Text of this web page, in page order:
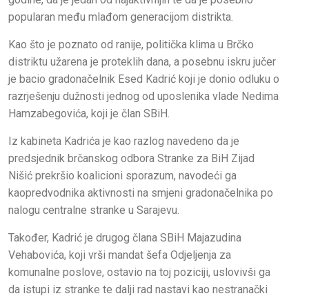
popularan među mlađom generacijom distrikta.
Kao što je poznato od ranije, politička klima u Brčko
distriktu užarena je proteklih dana, a posebnu iskru jučer
je bacio gradonačelnik Esed Kadrić koji je donio odluku o
razrješenju dužnosti jednog od uposlenika vlade Nedima
Hamzabegovića, koji je član SBiH.
Iz kabineta Kadrića je kao razlog navedeno da je
predsjednik brčanskog odbora Stranke za BiH Zijad
Nišić prekršio koalicioni sporazum, navodeći ga
kaopredvodnika aktivnosti na smjeni gradonačelnika po
nalogu centralne stranke u Sarajevu.
Također, Kadrić je drugog člana SBiH Majazudina
Vehabovića, koji vrši mandat šefa Odjeljenja za
komunalne poslove, ostavio na toj poziciji, uslovivši ga
da istupi iz stranke te dalji rad nastavi kao nestranački